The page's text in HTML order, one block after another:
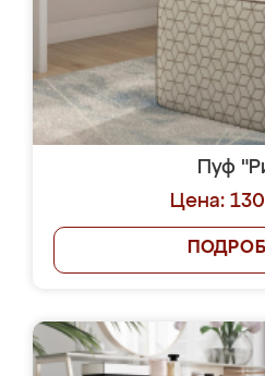
Пуф
Цена: